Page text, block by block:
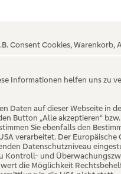
Consent Cookies, Warenkorb,
Informationen helfen uns zu
Daten auf dieser Webseite in
Button „Alle akzeptieren“
Sie ebenfalls den
verarbeitet. Der
Datenschutzniveau
Kontroll- und
die Möglichkeit